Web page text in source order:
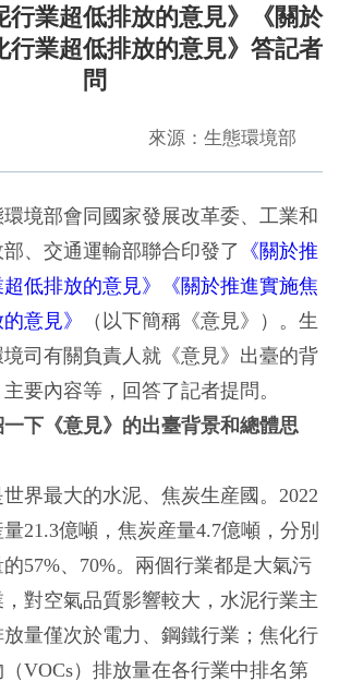
行業超低排放的意見》《關於
行業超低排放的意見》答記者
問
來源：生態環境部
部會同國家發展改革委、工業和
、交通運輸部聯合印發了 《關於推
低排放的意見》《關於推進實施焦
意見》
（以下簡稱《意見》）。生
司有關負責人就《意見》出臺的背
要內容等，回答了記者提問。
一下《意見》的出臺背景和總體思
界最大的水泥、焦炭生産國。2022
21.3億噸，焦炭産量4.7億噸，分別
57%、70%。兩個行業都是大氣污
對空氣品質影響較大，水泥行業主
量僅次於電力、鋼鐵行業；焦化行
VOCs）排放量在各行業中排名第